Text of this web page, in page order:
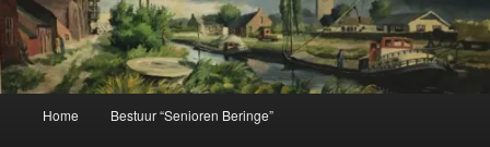
Home Bestuur “Senioren Beringe”